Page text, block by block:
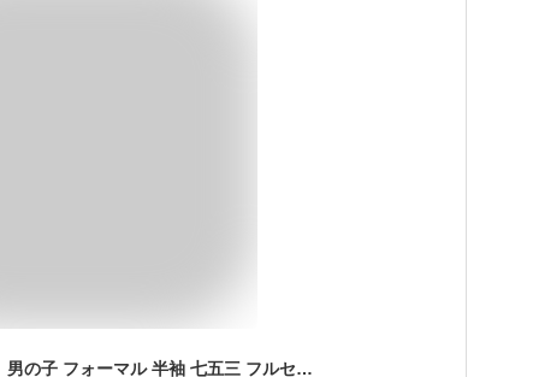
【 2000円ポッキリ 】 男の子 フォーマル 半袖 七五三 フルセット 3歳 5歳 7歳 シャツ 100cm ハーフパンツ 半ズボン 夏 ピアノ 演奏会 80 90 130 子供服 スーツ パンツ ベスト 70 100 120 子供 スーツベスト ベビー 男子 結婚式 小学生 誕生日 発表会 撮影 子ども tdm